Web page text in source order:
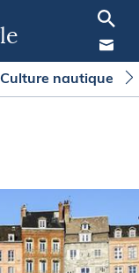
Culture nautique